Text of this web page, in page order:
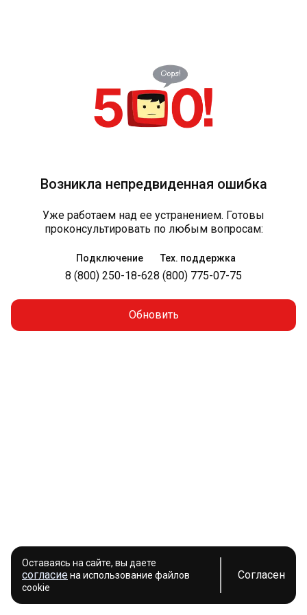
Возникла непредвиденная ошибка
Уже работаем над ее устранением. Готовы
проконсультировать по любым вопросам:
Подключение
8 (800) 250-18-62
Тех. поддержка
8 (800) 775-07-75
Обновить
Оставаясь на сайте, вы даете
согласиена использование файлов
cookie
Согласен